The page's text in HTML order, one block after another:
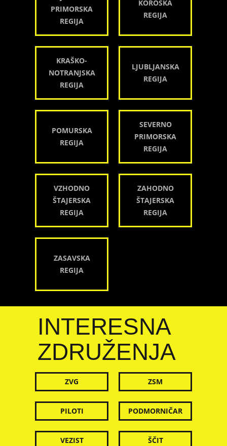
PRIMORSKA
REGIJA
KOROŠKA
REGIJA
KRAŠKO-
NOTRANJSKA
REGIJA
LJUBLJANSKA
REGIJA
POMURSKA
REGIJA
SEVERNO
PRIMORSKA
REGIJA
VZHODNO
ŠTAJERSKA
REGIJA
ZAHODNO
ŠTAJERSKA
REGIJA
ZASAVSKA
REGIJA
INTERESNA
ZDRUŽENJA
ZVG ZSM
PILOTI PODMORNIČAR
VEZIST ŠČIT